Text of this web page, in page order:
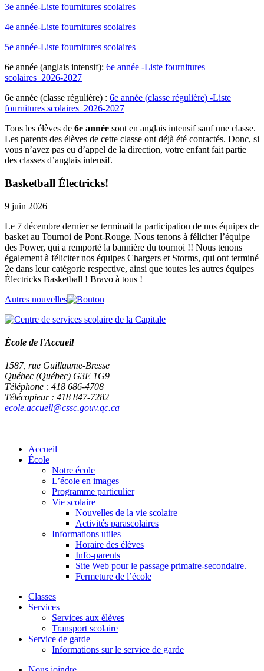
3e année-Liste fournitures scolaires
4e année-Liste fournitures scolaires
5e année-Liste fournitures scolaires
6e année (anglais intensif): 6e année -Liste fournitures
scolaires_2026-2027
6e année (classe régulière) : 6e année (classe régulière) -Liste
fournitures scolaires_2026-2027
Tous les élèves de 6e année sont en anglais intensif sauf une classe.
Les parents des élèves de cette classe ont déjà été contactés. Donc, si
vous n’avez pas eu d’appel de la direction, votre enfant fait partie
des classes d’anglais intensif.
Basketball Électricks!
9 juin 2026
Le 7 décembre dernier se terminait la participation de nos équipes de
basket au Tournoi de Pont-Rouge. Nous tenons à féliciter l’équipe
des Power, qui a remporté la bannière du tournoi !! Nous tenons
également à féliciter nos équipes Chargers et Storms, qui ont terminé
2e dans leur catégorie respective, ainsi que toutes les autres équipes
Électricks Basketball ! Bravo à tous !
Autres nouvelles
École de l'Accueil
1587, rue Guillaume-Bresse
Québec (Québec) G3E 1G9
Téléphone : 418 686-4708
Télécopieur : 418 847-7282
ecole.accueil@cssc.gouv.qc.ca
Accueil
École
Notre école
L’école en images
Programme particulier
Vie scolaire
Nouvelles de la vie scolaire
Activités parascolaires
Informations utiles
Horaire des élèves
Info-parents
Site Web pour le passage primaire-secondaire.
Fermeture de l’école
Classes
Services
Services aux élèves
Transport scolaire
Service de garde
Informations sur le service de garde